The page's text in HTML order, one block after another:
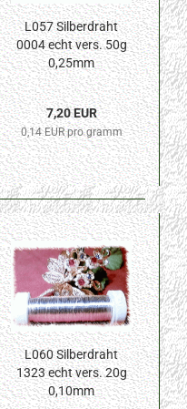
L057 Silberdraht
0004 echt vers. 50g
0,25mm
7,20 EUR
0,14 EUR pro gramm
L060 Silberdraht
1323 echt vers. 20g
0,10mm